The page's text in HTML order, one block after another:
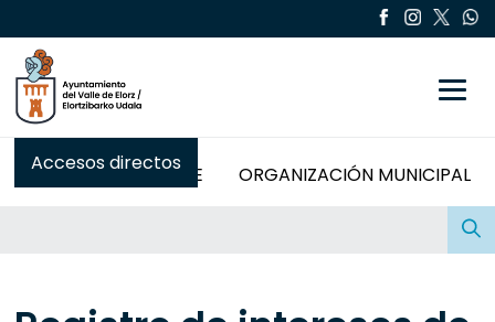
Accesos directos
SALUDO DEL ALCALDE
ORGANIZACIÓN MUNICIPAL